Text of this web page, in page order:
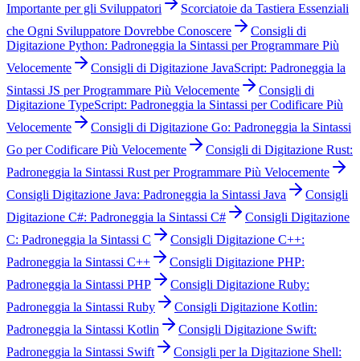
Importante per gli Sviluppatori
Scorciatoie da Tastiera Essenziali
che Ogni Sviluppatore Dovrebbe Conoscere
Consigli di
Digitazione Python: Padroneggia la Sintassi per Programmare Più
Velocemente
Consigli di Digitazione JavaScript: Padroneggia la
Sintassi JS per Programmare Più Velocemente
Consigli di
Digitazione TypeScript: Padroneggia la Sintassi per Codificare Più
Velocemente
Consigli di Digitazione Go: Padroneggia la Sintassi
Go per Codificare Più Velocemente
Consigli di Digitazione Rust:
Padroneggia la Sintassi Rust per Programmare Più Velocemente
Consigli Digitazione Java: Padroneggia la Sintassi Java
Consigli
Digitazione C#: Padroneggia la Sintassi C#
Consigli Digitazione
C: Padroneggia la Sintassi C
Consigli Digitazione C++:
Padroneggia la Sintassi C++
Consigli Digitazione PHP:
Padroneggia la Sintassi PHP
Consigli Digitazione Ruby:
Padroneggia la Sintassi Ruby
Consigli Digitazione Kotlin:
Padroneggia la Sintassi Kotlin
Consigli Digitazione Swift:
Padroneggia la Sintassi Swift
Consigli per la Digitazione Shell: